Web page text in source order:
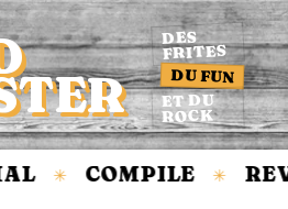
DES
FRITES
DU FUN
ET DU
ROCK
✳ COMPILE ✳